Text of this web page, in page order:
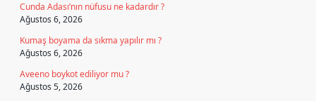
Cunda Adası’nın nüfusu ne kadardır ?
Ağustos 6, 2026
Kumaş boyama da sıkma yapılır mı ?
Ağustos 6, 2026
Aveeno boykot ediliyor mu ?
Ağustos 5, 2026